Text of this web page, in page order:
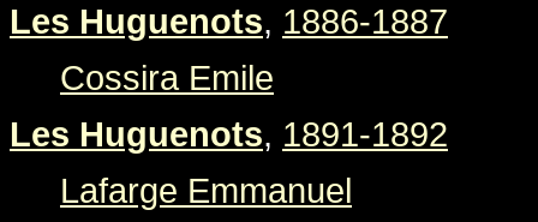
Les Huguenots, 1886-1887
Cossira Emile
Les Huguenots, 1891-1892
Lafarge Emmanuel